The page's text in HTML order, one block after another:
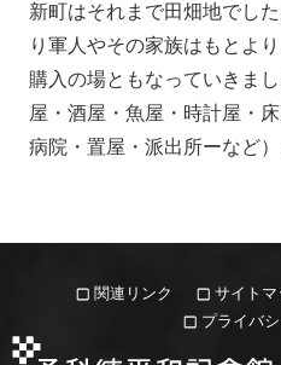
新町はそれまで田畑地でし
り軍人やその家族はもとよ
購入の場ともなっていきま
屋・酒屋・魚屋・時計屋・
病院・置屋・派出所ーなど）
関連リンク サイトマ
プライバ